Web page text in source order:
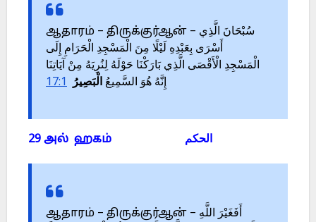
ஆதாரம் – திருக்குர்ஆன் – سُبْحَانَ الَّذِي
أَسْرَى بِعَبْدِهِ لَيْلًا مِنَ الْمَسْجِدِ الْحَرَامِ إِلَى
الْمَسْجِدِ الْأَقْصَى الَّذِي بَارَكْنَا حَوْلَهُ لِنُرِيَهُ مِنْ آيَاتِنَا
إِنَّهُ هُوَ السَّمِيعُ الْبَصِيرُ 17:1
ஆதாரம் – திருக்குர்ஆன் – أَفَغَيْرَ اللَّهِ